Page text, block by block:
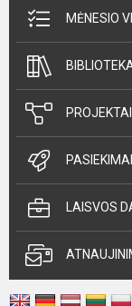
MĖNESIO
PROJEKTAI
PASIEKIMAI
LAISVOS